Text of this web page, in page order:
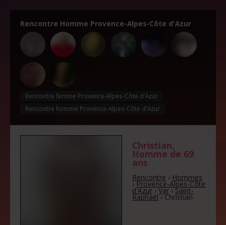
Rencontre Homme Provence-Alpes-Côte d'Azur
Rencontre femme Provence-Alpes-Côte d'Azur
Rencontre homme Provence-Alpes-Côte d'Azur
Christian,
Homme de 69
ans
Rencontre › Hommes
›Provence-Alpes-Côte
d'Azur›Var›Saint-
Raphaël›Christian